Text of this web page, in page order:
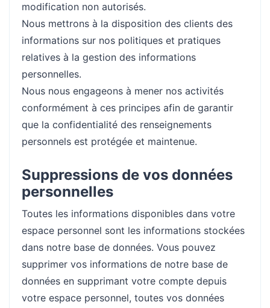
modification non autorisés.
Nous mettrons à la disposition des clients des
informations sur nos politiques et pratiques
relatives à la gestion des informations
personnelles.
Nous nous engageons à mener nos activités
conformément à ces principes afin de garantir
que la confidentialité des renseignements
personnels est protégée et maintenue.
Suppressions de vos données
personnelles
Toutes les informations disponibles dans votre
espace personnel sont les informations stockées
dans notre base de données. Vous pouvez
supprimer vos informations de notre base de
données en supprimant votre compte depuis
votre espace personnel, toutes vos données